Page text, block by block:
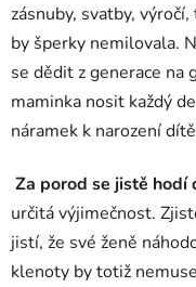
zásnuby, svatby,
by šperky nemilovala.
se dědit z generace na
maminka nosit každý
náramek k narození
Za porod se jistě
určitá výjimečnost.
jistí, že své ženě
klenoty by totiž